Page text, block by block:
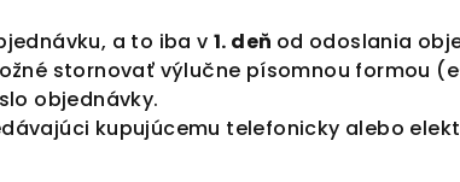
a to iba v 1. deň od odoslania
stornovať výlučne písomnou formou
objednávky.
kupujúcemu telefonicky alebo